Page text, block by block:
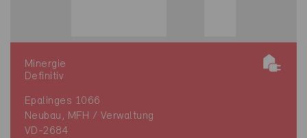
Minergie
Definitiv
Epalinges 1066
Neubau, MFH / Verwaltung
VD-2684